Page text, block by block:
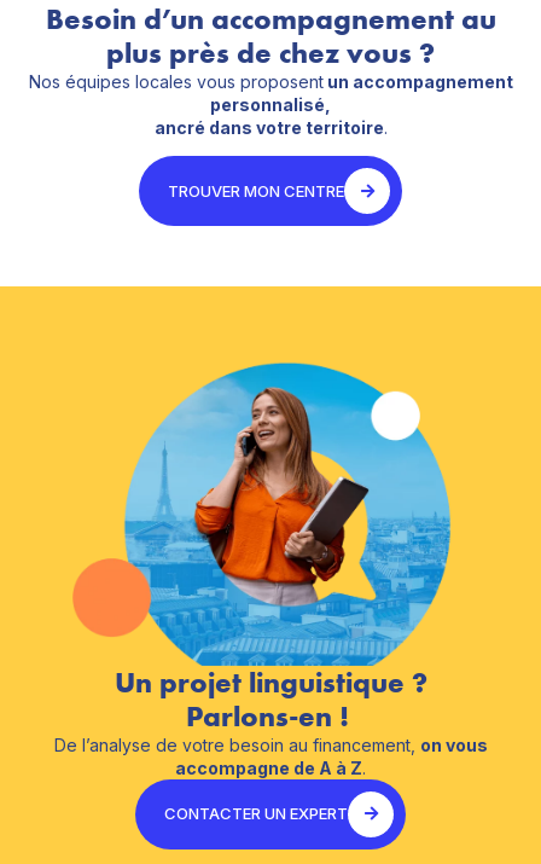
Besoin d’un accompagnement au
plus près de chez vous ?
Nos équipes locales vous proposentun accompagnement
personnalisé,
ancré dans votre territoire.
TROUVER MON CENTRE
Un projet linguistique ?
Parlons-en !
De l’analyse de votre besoin au financement, on vous
accompagne de A à Z.
CONTACTER UN EXPERT